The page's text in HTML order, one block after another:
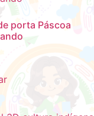
porta Páscoa